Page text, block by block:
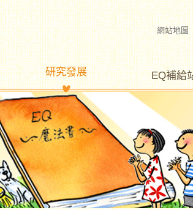
網站地圖
研究發展 EQ補給